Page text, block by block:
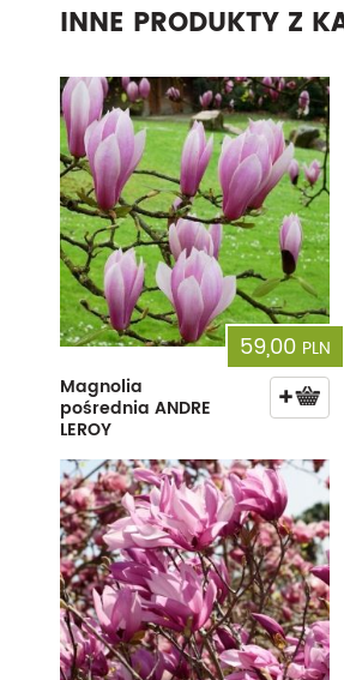
INNE PRODUKTY Z
59,00 PLN
Magnolia
pośrednia ANDRE
LEROY